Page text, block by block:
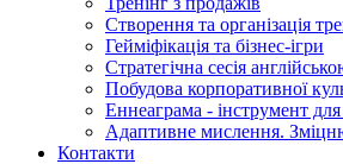
Створення та організація
Гейміфікація та бізнес-ігри
Стратегічна сесія
Побудова корпоративної
Еннеаграма - інструмент
Адаптивне мислення.
Контакти